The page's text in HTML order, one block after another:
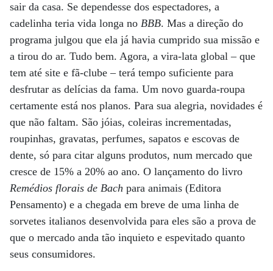
sair da casa. Se dependesse dos espectadores, a
cadelinha teria vida longa no BBB. Mas a direção do
programa julgou que ela já havia cumprido sua missão e
a tirou do ar. Tudo bem. Agora, a vira-lata global – que
tem até site e fã-clube – terá tempo suficiente para
desfrutar as delícias da fama. Um novo guarda-roupa
certamente está nos planos. Para sua alegria, novidades é
que não faltam. São jóias, coleiras incrementadas,
roupinhas, gravatas, perfumes, sapatos e escovas de
dente, só para citar alguns produtos, num mercado que
cresce de 15% a 20% ao ano. O lançamento do livro
Remédios florais de Bach para animais (Editora
Pensamento) e a chegada em breve de uma linha de
sorvetes italianos desenvolvida para eles são a prova de
que o mercado anda tão inquieto e espevitado quanto
seus consumidores.